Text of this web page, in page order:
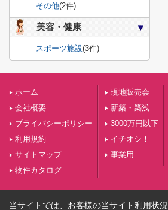
その他(2件)
美容・健康
スポーツ施設(3件)
ホーム
会社概要
プライバシーポリシー
利用規約
サイトマップ
物件カタログ
現地販売会
新築・築浅
3000万円以下
イチオシ！
事業用
当サイトでは、お客様の当サイト利用状